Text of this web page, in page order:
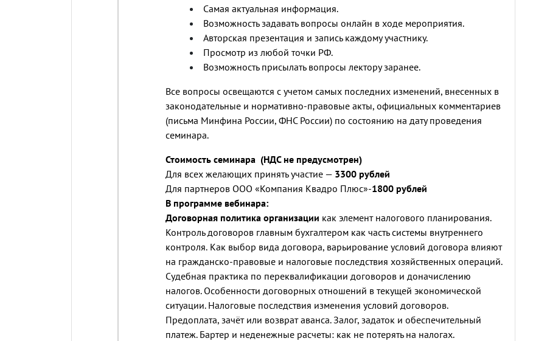
Самая актуальная информация.
Возможность задавать вопросы онлайн в ходе мероприятия.
Авторская презентация и запись каждому участнику.
Просмотр из любой точки РФ.
Возможность присылать вопросы лектору заранее.
Все вопросы освещаются с учетом самых последних изменений, внесенных в
законодательные и нормативно-правовые акты, официальных комментариев
(письма Минфина России, ФНС России) по состоянию на дату проведения
семинара.
Стоимость семинара (НДС не предусмотрен)
Для всех желающих принять участие — 3300 рублей
Для партнеров ООО «Компания Квадро Плюс»-1800 рублей
В программе вебинара:
Договорная политика организации как элемент налогового планирования.
Контроль договоров главным бухгалтером как часть системы внутреннего
контроля. Как выбор вида договора, варьирование условий договора влияют
на гражданско-правовые и налоговые последствия хозяйственных операций.
Судебная практика по переквалификации договоров и доначислению
налогов. Особенности договорных отношений в текущей экономической
ситуации. Налоговые последствия изменения условий договоров.
Предоплата, зачёт или возврат аванса. Залог, задаток и обеспечительный
платеж. Бартер и неденежные расчеты: как не потерять на налогах.